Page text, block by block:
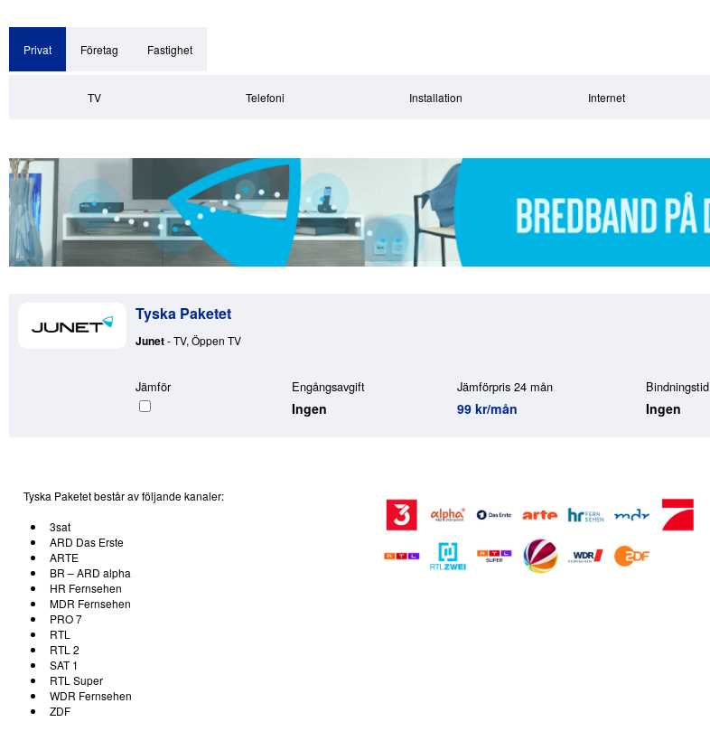
Privat Företag Fastighet
TV Telefoni Installation Internet
Tyska Paketet
Junet- TV, Öppen TV
Jämför Engångsavgift
Ingen
Jämförpris 24 mån
99 kr/mån
Bindningstid
Ingen
Tyska Paketet består av följande kanaler:
3sat
ARD Das Erste
ARTE
BR – ARD alpha
HR Fernsehen
MDR Fernsehen
PRO 7
RTL
RTL 2
SAT 1
RTL Super
WDR Fernsehen
ZDF